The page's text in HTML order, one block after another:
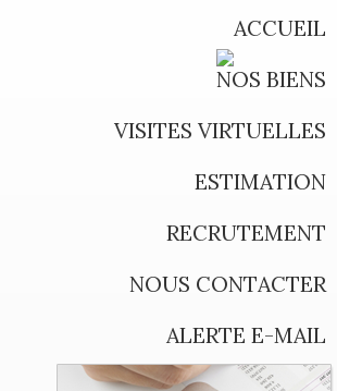
ACCUEIL
NOS BIENS
VISITES VIRTUELLES
ESTIMATION
RECRUTEMENT
NOUS CONTACTER
ALERTE E-MAIL